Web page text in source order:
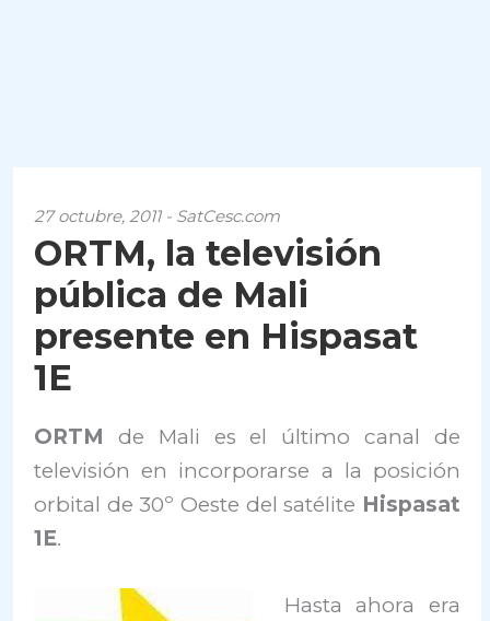
27 octubre, 2011 - SatCesc.com
ORTM, la televisión
pública de Mali
presente en Hispasat
1E
ORTM de Mali es el último canal de
televisión en incorporarse a la posición
orbital de 30º Oeste del satélite Hispasat
1E.
Hasta ahora era